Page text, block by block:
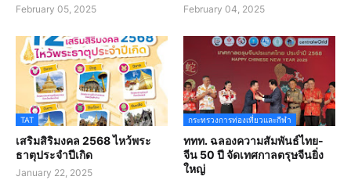
February 05, 2025 February 04, 2025
TAT
เสริมสิริมงคล 2568 ไหว้พระ
ธาตุประจำปีเกิด
January 22, 2025
กระทรวงการท่องเที่ยวและกีฬา
ททท. ฉลองความสัมพันธ์ไทย-
จีน 50 ปี จัดเทศกาลตรุษจีนยิ่ง
ใหญ่